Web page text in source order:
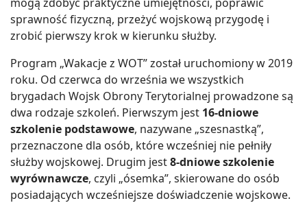
sprawność fizyczną, przeżyć wojskową przygodę i
zrobić pierwszy krok w kierunku służby.
Program „Wakacje z WOT” został uruchomiony w 2019
roku. Od czerwca do września we wszystkich
brygadach Wojsk Obrony Terytorialnej prowadzone są
dwa rodzaje szkoleń. Pierwszym jest 16-dniowe
szkolenie podstawowe, nazywane „szesnastką”,
przeznaczone dla osób, które wcześniej nie pełniły
służby wojskowej. Drugim jest8-dniowe szkolenie
wyrównawcze, czyli „ósemka”, skierowane do osób
posiadających wcześniejsze doświadczenie wojskowe.